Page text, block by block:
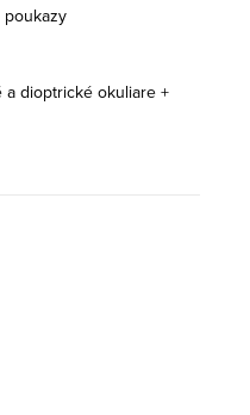
dioptrické okuliare +